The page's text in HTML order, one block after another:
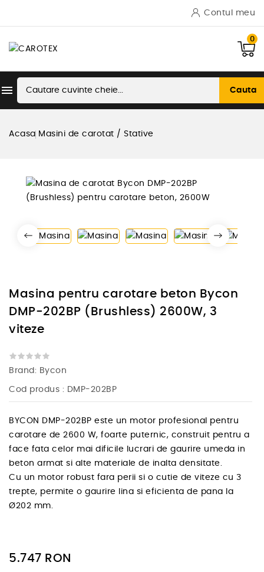
Contul meu
0
 Cauta
Acasa Masini de carotat / Stative
Masina pentru carotare beton Bycon
DMP-202BP (Brushless) 2600W, 3
viteze
Brand: Bycon
Cod produs : DMP-202BP
BYCON DMP-202BP este un motor profesional pentru
carotare de 2600 W, foarte puternic, construit pentru a
face fata celor mai dificile lucrari de gaurire umeda in
beton armat si alte materiale de inalta densitate.
Cu un motor robust fara perii si o cutie de viteze cu 3
trepte, permite o gaurire lina si eficienta de pana la
Ø202 mm.
5.747 RON